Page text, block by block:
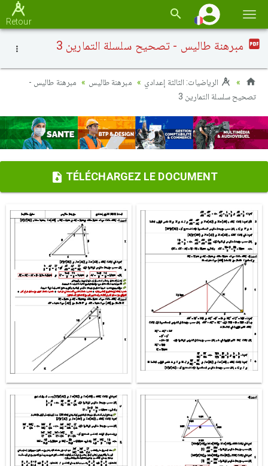
la
Retour
مبرهنة طاليس - تصحيح سلسلة التمارين 3
الرياضيات: الثالثة إعدادي مبرهنة طاليس
مبرهنة طاليس -
تصحيح سلسلة التمارين 3
TÉLÉCHARGEZ LE DOCUMENT